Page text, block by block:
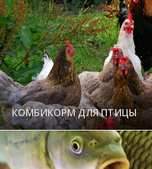
КОМБИКОРМ ДЛЯ ПТИЦЫ